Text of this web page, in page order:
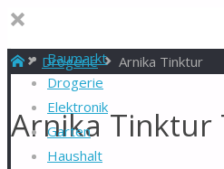
Baumarkt
Drogerie
Elektronik
Garten
Haushalt
StartDrogerie Arnika Tinktur
Arnika Tinktur